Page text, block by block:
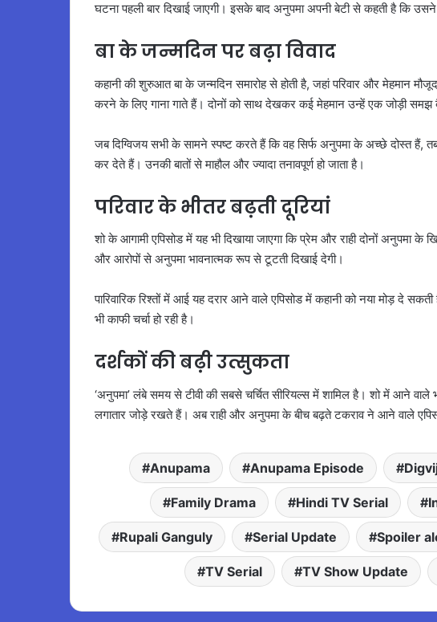
घटना पहली बार दिखाई जाएगी। इसके बाद अनुपमा अपनी बेटी से कहती है कि
बा के जन्मदिन पर बढ़ा विवाद
कहानी की शुरुआत बा के जन्मदिन समारोह से होती है, जहां परिवार और मेहमान
करने के लिए गाना गाते हैं। दोनों को साथ देखकर कई मेहमान उन्हें एक जोड़ी समझ
जब दिग्विजय सभी के सामने स्पष्ट करते हैं कि वह सिर्फ अनुपमा के अच्छे दोस्त हैं,
कर देते हैं। उनकी बातों से माहौल और ज्यादा तनावपूर्ण हो जाता है।
परिवार के भीतर बढ़ती दूरियां
शो के आगामी एपिसोड में यह भी दिखाया जाएगा कि प्रेम और राही दोनों अनुपमा
और आरोपों से अनुपमा भावनात्मक रूप से टूटती दिखाई देगी।
पारिवारिक रिश्तों में आई यह दरार आने वाले एपिसोड में कहानी को नया मोड़ दे
भी काफी चर्चा हो रही है।
दर्शकों की बढ़ी उत्सुकता
‘अनुपमा’ लंबे समय से टीवी की सबसे चर्चित सीरियल्स में शामिल है। शो में आने वाले
लगातार जोड़े रखते हैं। अब राही और अनुपमा के बीच बढ़ते टकराव ने आने वाले
Anupama Anupama Episode
Family Drama Hindi TV Serial
Rupali Ganguly Serial Update Spoiler
TV Serial TV Show Update